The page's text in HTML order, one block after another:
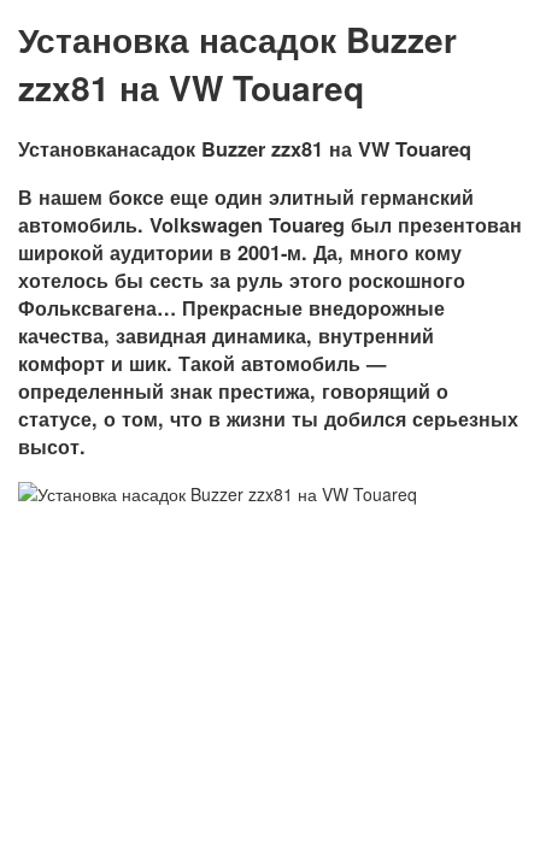
Установка насадок Buzzer
zzx81 на VW Touareq
Установканасадок Buzzer zzx81 на VW Touareq
В нашем боксе еще один элитный германский
автомобиль. Volkswagen Touareg был презентован
широкой аудитории в 2001-м. Да, много кому
хотелось бы сесть за руль этого роскошного
Фольксвагена… Прекрасные внедорожные
качества, завидная динамика, внутренний
комфорт и шик. Такой автомобиль —
определенный знак престижа, говорящий о
статусе, о том, что в жизни ты добился серьезных
высот.